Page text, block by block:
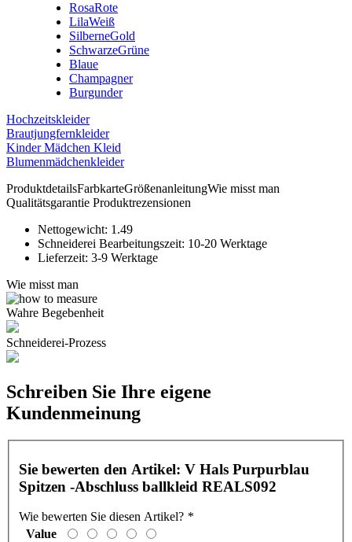
RosaRote
LilaWeiß
SilberneGold
SchwarzeGrüne
Blaue
Champagner
Burgunder
Hochzeitskleider
Brautjungfernkleider
Kinder Mädchen Kleid
Blumenmädchenkleider
ProduktdetailsFarbkarteGrößenanleitungWie misst man
Qualitätsgarantie Produktrezensionen
Nettogewicht: 1.49
Schneiderei Bearbeitungszeit: 10-20 Werktage
Lieferzeit: 3-9 Werktage
Wie misst man
Wahre Begebenheit
Schneiderei-Prozess
Schreiben Sie Ihre eigene
Kundenmeinung
Sie bewerten den Artikel: V Hals Purpurblau
Spitzen -Abschluss ballkleid REALS092
Wie bewerten Sie diesen Artikel? *
Value